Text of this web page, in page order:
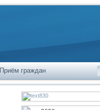
Приём граждан